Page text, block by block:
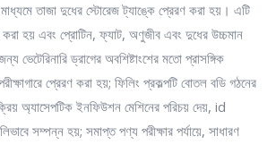
তাজা দুধের স্টোরেজ ট্যাঙ্কে প্রেরণ করা হয়। এটি
করা হয় এবং প্রোটিন, ফ্যাট, অণুজীব এবং দুধের উচ্চমান
ভেটেরিনারি ড্রাগের অবশিষ্টাংশের মতো প্রাসঙ্গিক
প্রেরণ করা হয়; ফিলিং প্রকল্পটি বোতল বডি গঠনের
অ্যাসেপটিক ইনফিউশন মেশিনের পরিচয় দেয়, id
সম্পন্ন হয়; সমাপ্ত পণ্য পরীক্ষার পর্যায়ে, সাধারণ